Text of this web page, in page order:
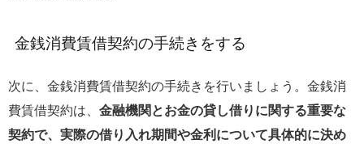
金銭消費賃借契約の手続きをする
次に、金銭消費賃借契約の手続きを行いましょう。金銭消
費賃借契約は、 金融機関とお金の貸し借りに関する重要な
契約で、実際の借り入れ期間や金利について具体的に決め